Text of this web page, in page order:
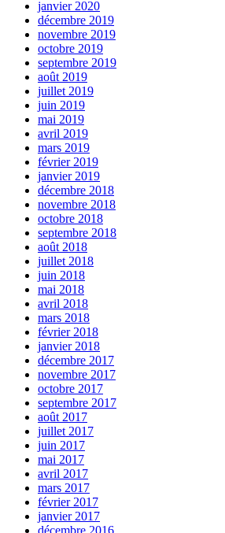
janvier 2020
décembre 2019
novembre 2019
octobre 2019
septembre 2019
août 2019
juillet 2019
juin 2019
mai 2019
avril 2019
mars 2019
février 2019
janvier 2019
décembre 2018
novembre 2018
octobre 2018
septembre 2018
août 2018
juillet 2018
juin 2018
mai 2018
avril 2018
mars 2018
février 2018
janvier 2018
décembre 2017
novembre 2017
octobre 2017
septembre 2017
août 2017
juillet 2017
juin 2017
mai 2017
avril 2017
mars 2017
février 2017
janvier 2017
décembre 2016